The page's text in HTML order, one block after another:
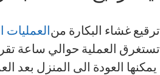
غشاء البكارة منالعمليات
العملية حوالي ساعة
العودة الى المنزل بعد